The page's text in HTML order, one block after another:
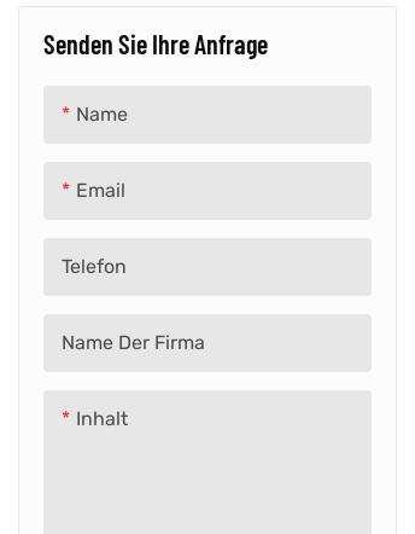
Drücken Sie & Tretauto
Laufrad
Dreirad
Kinder-E-Bike
E-Bike für Erwachsene
Senden Sie Ihre Anfrage
Name
Email
Telefon
Name Der Firma
Inhalt